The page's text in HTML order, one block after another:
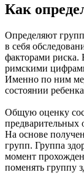
Как
Определяют
в себя
факторами риска.
римскими
Именно по ним
состоянии
Общую оценку
предварительных
На основе
групп. Группа
момент
поменять группу